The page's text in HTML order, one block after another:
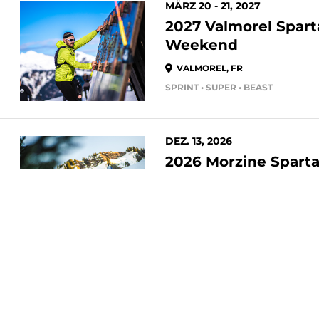
MÄRZ 20 - 21, 2027
2027 Valmorel
Weekend
VALMOREL, FR
SPRINT • SUPER • BEAST
DEZ. 13, 2026
2026 Morzine